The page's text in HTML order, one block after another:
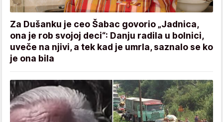
Za Dušanku je ceo Šabac govorio „Jadnica,
ona je rob svojoj deci“: Danju radila u bolnici,
uveče na njivi, a tek kad je umrla, saznalo se ko
je ona bila